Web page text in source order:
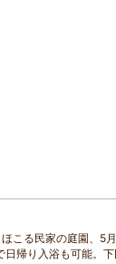
こる民家の庭園、5
帰り入浴も可能。